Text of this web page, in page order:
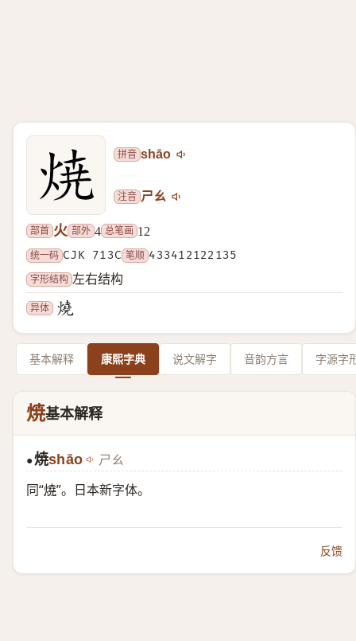
拼音 shāo
注音 ㄕㄠ
部首 火 部外 4 总笔画 12
统一码 CJK 713C 笔顺 433412122135
字形结构 左右结构
异体
基本解释 康熙字典 说文解字 音韵方言 字源字
焼基本解释
●焼shāo ㄕㄠ
同“燒”。日本新字体。
反馈